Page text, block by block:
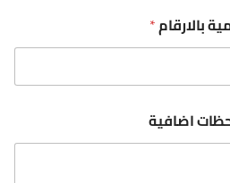
بالارقام*
اضافية